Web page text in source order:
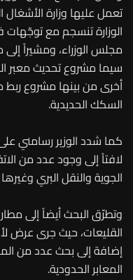
تعمل عليها وزارة
الوزارة تنسجم مع
مجلس الوزراء، ومشيراً إلى
سيما مشروع تحديث معبر
أخرى من بينها مشروع ربط
السكك الحديدية.
كما شدد الوزير رسامني على
لافتاً إلى وجود عدد من
الجوية والنقل البري
وتطرّق البحث أيضاً إلى
القليعات، حيث جرى عرض
إضافة إلى بحث عدد من
المعابر الحدودية.